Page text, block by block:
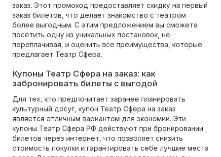
заказ. Этот промокод предоставляет скидку на первый
заказ билетов, что делает знакомство с театром
более выгодным. С этим предложением вы сможете
посетить одну из уникальных постановок, не
переплачивая, и оценить все преимущества, которые
предлагает Театр Сфера.
Купоны Театр Сфера на заказ: как
забронировать билеты с выгодой
Для тех, кто предпочитает заранее планировать
культурный досуг, купон Театр Сфера на заказ
является отличным вариантом для экономии. Эти
купоны Театр Сфера РФ действуют при бронировании
билетов через интернет, что позволяет снизить
стоимость покупки и гарантировать себе лучшие места